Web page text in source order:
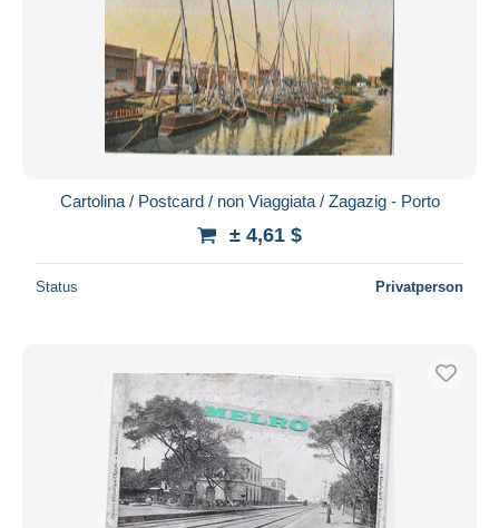
Cartolina / Postcard / non Viaggiata / Zagazig - Porto
± 4,61 $
Status Privatperson